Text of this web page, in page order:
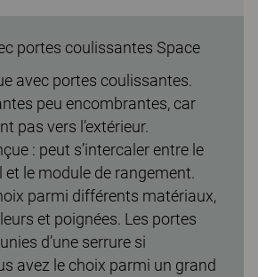
portes coulissantes Space
avec portes coulissantes.
peu encombrantes, car
pas vers l’extérieur.
: peut s’intercaler entre le
et le module de rangement.
parmi différents matériaux,
et poignées. Les portes
d’une serrure si
avez le choix parmi un grand